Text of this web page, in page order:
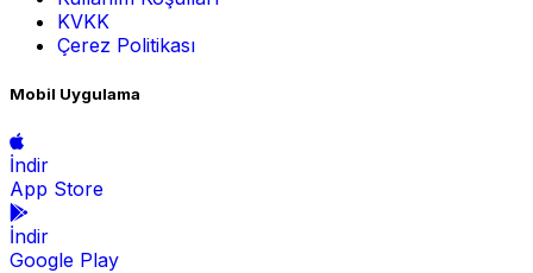
KVKK
Çerez Politikası
Mobil Uygulama
İndir
App Store
İndir
Google Play